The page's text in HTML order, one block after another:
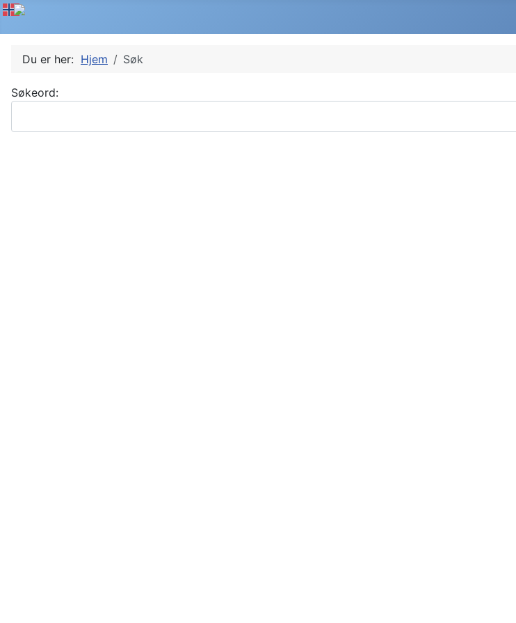
Du er her: Hjem Søk
Søkeskjema
Søkeord: